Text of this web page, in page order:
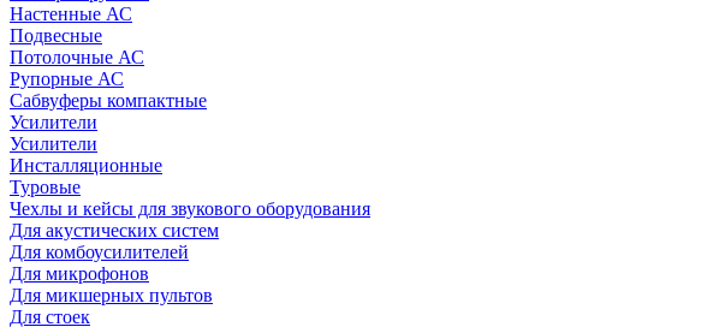
Настенные АС
Подвесные
Потолочные АС
Рупорные АС
Сабвуферы компактные
Усилители
Усилители
Инсталляционные
Туровые
Чехлы и кейсы для звукового оборудования
Для акустических систем
Для комбоусилителей
Для микрофонов
Для микшерных пультов
Для стоек